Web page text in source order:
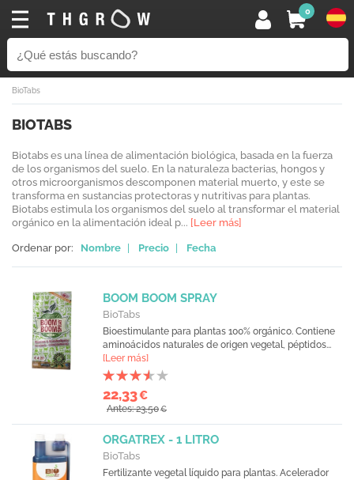
0
BioTabs
BIOTABS
Biotabs es una línea de alimentación biológica, basada en la fuerza
de los organismos del suelo. En la naturaleza bacterias, hongos y
otros microorganismos descomponen material muerto, y este se
transforma en sustancias protectoras y nutritivas para plantas.
Biotabs estimula los organismos del suelo al transformar el material
orgánico en la alimentación ideal p... [Leer más]
Ordenar por: Nombre Precio Fecha
BOOM BOOM SPRAY
BioTabs
Bioestimulante para plantas 100% orgánico. Contiene
aminoácidos naturales de origen vegetal, péptidos...
[Leer más]
22,33€
Antes: 23,50€
ORGATREX - 1 LITRO
BioTabs
Fertilizante vegetal líquido para plantas. Acelerador